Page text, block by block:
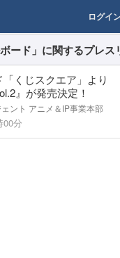
ログイ
ボード」に関するプレ
くじスクエア」より
』が発売決定！
ント アニメ＆IP事業本部
00分